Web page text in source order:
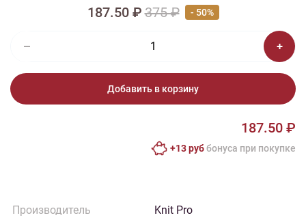
187.50 ₽375 ₽ - 50%
Добавить в корзину
187.50 ₽
+13 руббонусa при покупке
Производитель
Knit Pro